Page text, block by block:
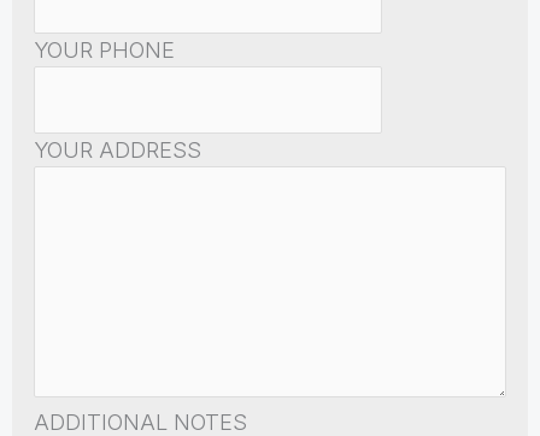
YOUR PHONE
YOUR ADDRESS
ADDITIONAL NOTES